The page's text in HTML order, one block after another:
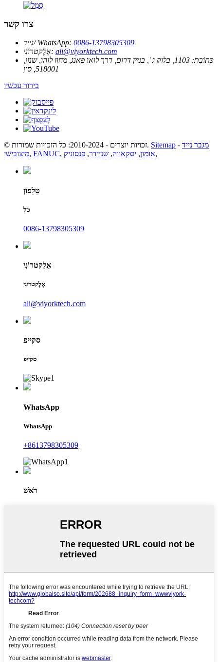
צרו קשר
נייד/ WhatsApp: 0086-13798305309
אֶלֶקטרוֹנִי: ali@viyorktech.com
כְּתוֹבֶת:
1103, בלוק ג ', בניין דרום, דרך לואו פאנג, מחוז לוהו, שנזן,
518001, סין
בירור עכשיו
© זכויות יוצרים - 2010-2024: כל הזכויות שמורות. Sitemap - מגבר נייד
מיצובישי, FANUC, אומון, יסקאווה, שניידר, פנסוניק ,
טֵלֵפוֹן
טל
0086-13798305309
אֶלֶקטרוֹנִי
אֶלֶקטרוֹנִי
ali@viyorktech.com
סקייפ
סקייפ
WhatsApp
WhatsApp
+8613798305309
רֹאשׁ